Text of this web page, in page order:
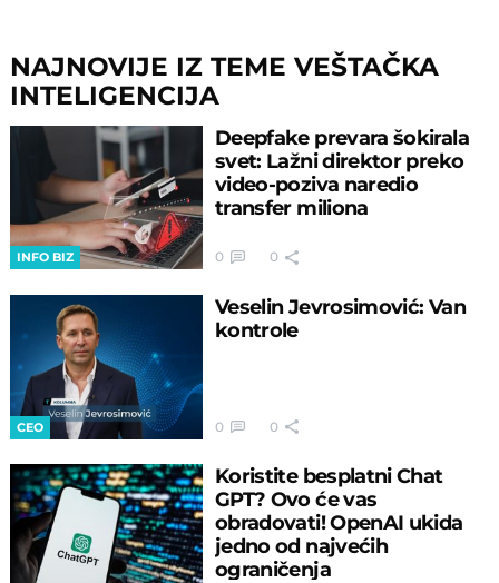
NAJNOVIJE IZ TEME VEŠTAČKA
INTELIGENCIJA
INFO BIZ
Deepfake prevara šokirala
svet: Lažni direktor preko
video-poziva naredio
transfer miliona
0 0
CEO
Veselin Jevrosimović: Van
kontrole
0 0
Koristite besplatni Chat
GPT? Ovo će vas
obradovati! OpenAI ukida
jedno od najvećih
ograničenja